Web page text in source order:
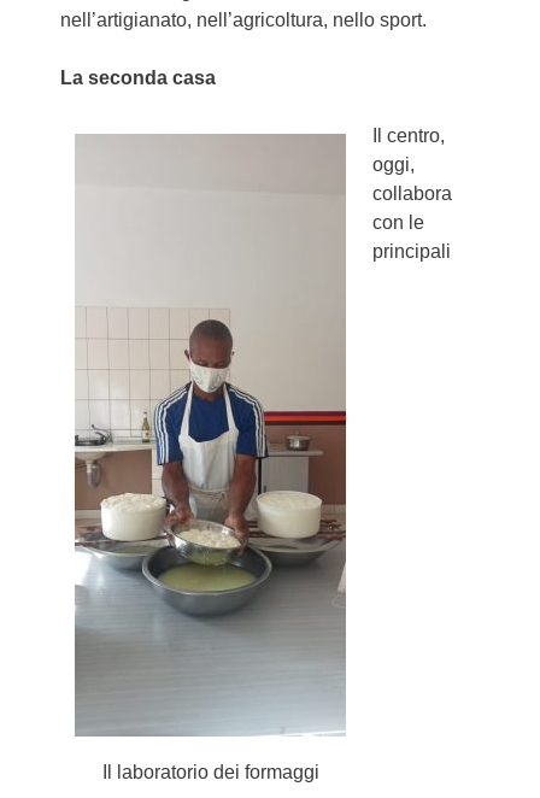
nell’artigianato, nell’agricoltura, nello sport.
La seconda casa
Il laboratorio dei formaggi
Il centro,
oggi,
collabora
con le
principali